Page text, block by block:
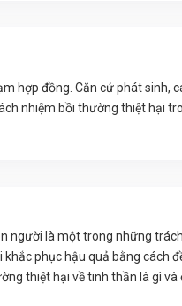
hợp đồng. Căn cứ phát sinh,
nhiệm bồi thường thiệt hại
người là một trong những
phục hậu quả bằng cách
thiệt hại về tinh thần là gì